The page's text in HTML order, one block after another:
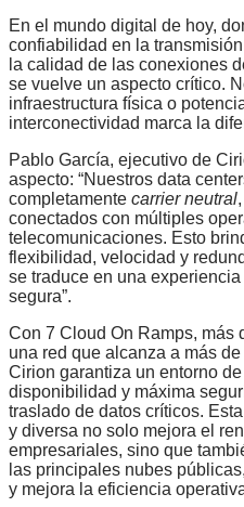
En el mundo digital de hoy,
confiabilidad en la
la calidad de las conexiones
se vuelve un aspecto crítico.
infraestructura física o
interconectividad marca la
Pablo García, ejecutivo de
aspecto: “Nuestros data
completamente carrier neutral
conectados con múltiples
telecomunicaciones. Esto
flexibilidad, velocidad y
se traduce en una
segura”.
Con 7 Cloud On Ramps, más
una red que alcanza a más
Cirion garantiza un entorno
disponibilidad y máxima
traslado de datos críticos.
y diversa no solo mejora el
empresariales, sino que
las principales nubes
y mejora la eficiencia